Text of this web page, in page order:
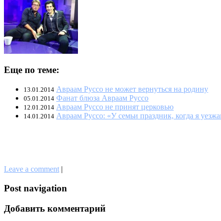
Еще по теме:
13.01.2014 Авраам Руссо не может вернуться на родину
05.01.2014 Фанат блюза Авраам Руссо
12.01.2014 Авраам Руссо не принят церковью
14.01.2014 Авраам Руссо: «У семьи праздник, когда я
Leave a comment |
Post navigation
Добавить комментарий